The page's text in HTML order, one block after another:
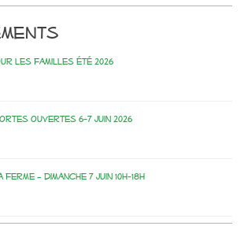
les familles été 2026
ouvertes 6-7 juin 2026
– dimanche 7 juin 10h-18h